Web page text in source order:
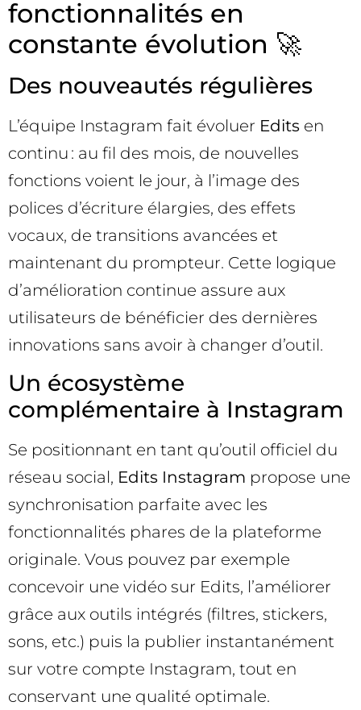
fonctionnalités en
constante évolution 🚀
Des nouveautés régulières
L’équipe Instagram fait évoluer Edits en
continu : au fil des mois, de nouvelles
fonctions voient le jour, à l’image des
polices d’écriture élargies, des effets
vocaux, de transitions avancées et
maintenant du prompteur. Cette logique
d’amélioration continue assure aux
utilisateurs de bénéficier des dernières
innovations sans avoir à changer d’outil.
Un écosystème
complémentaire à Instagram
Se positionnant en tant qu’outil officiel du
réseau social, Edits Instagram propose une
synchronisation parfaite avec les
fonctionnalités phares de la plateforme
originale. Vous pouvez par exemple
concevoir une vidéo sur Edits, l’améliorer
grâce aux outils intégrés (filtres, stickers,
sons, etc.) puis la publier instantanément
sur votre compte Instagram, tout en
conservant une qualité optimale.